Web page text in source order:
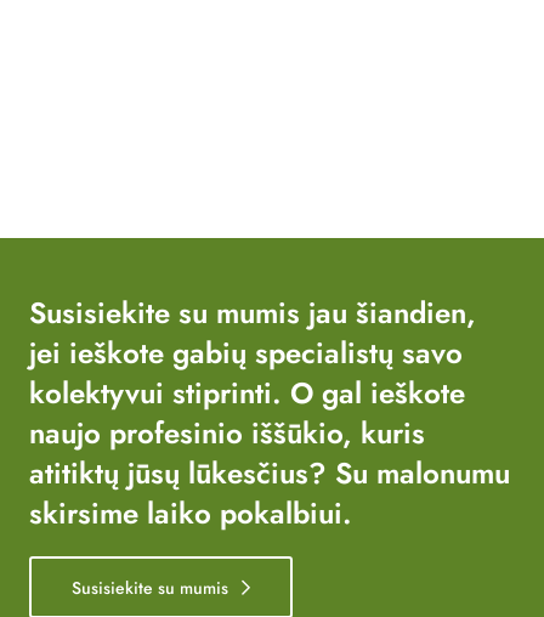
Susisiekite su mumis jau šiandien,
jei ieškote gabių specialistų savo
kolektyvui stiprinti. O gal ieškote
naujo profesinio iššūkio, kuris
atitiktų jūsų lūkesčius? Su malonumu
skirsime laiko pokalbiui.
Susisiekite su mumis